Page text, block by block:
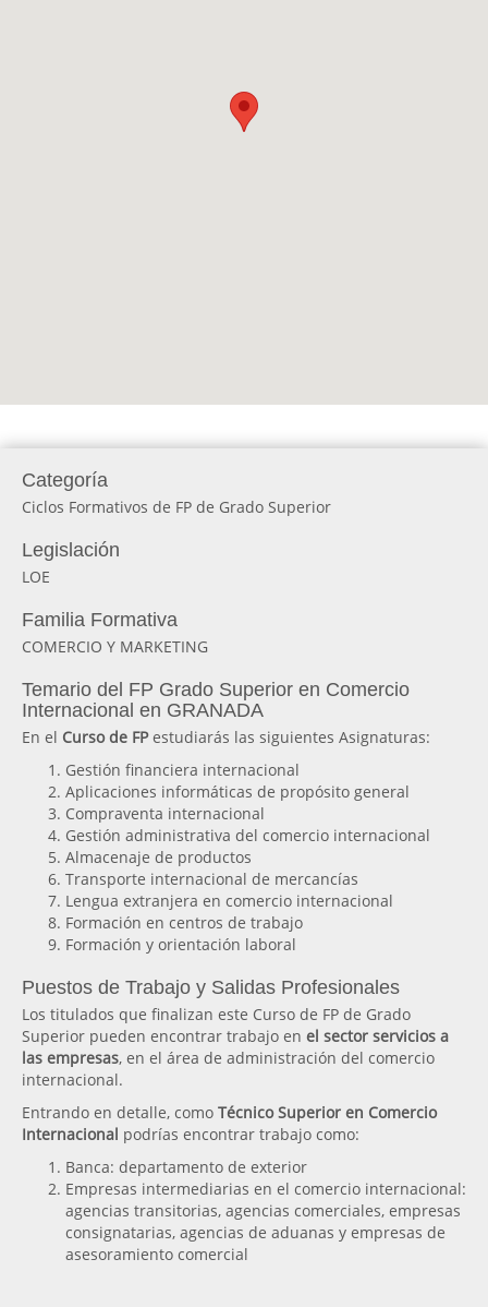
Categoría
Ciclos Formativos de FP de Grado Superior
Legislación
LOE
Familia Formativa
COMERCIO Y MARKETING
Temario del FP Grado Superior en Comercio
Internacional en GRANADA
En el Curso de FPestudiarás las siguientes Asignaturas:
Gestión financiera internacional
Aplicaciones informáticas de propósito general
Compraventa internacional
Gestión administrativa del comercio internacional
Almacenaje de productos
Transporte internacional de mercancías
Lengua extranjera en comercio internacional
Formación en centros de trabajo
Formación y orientación laboral
Puestos de Trabajo y Salidas Profesionales
Los titulados que finalizan este Curso de FP de Grado
Superior pueden encontrar trabajo en el sector servicios a
las empresas, en el área de administración del comercio
internacional.
Entrando en detalle, como Técnico Superior en Comercio
Internacional podrías encontrar trabajo como:
Banca: departamento de exterior
Empresas intermediarias en el comercio internacional:
agencias transitorias, agencias comerciales, empresas
consignatarias, agencias de aduanas y empresas de
asesoramiento comercial